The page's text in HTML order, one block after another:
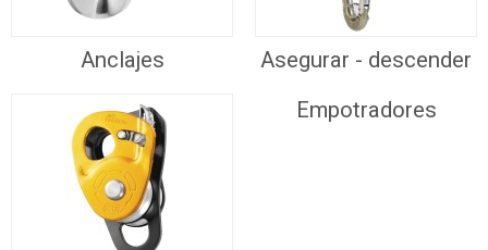
Anclajes Asegurar - descender
Empotradores